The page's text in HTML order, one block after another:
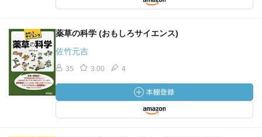
薬草の科学 (おもしろサイエンス)
佐竹元吉
35 3.00 4